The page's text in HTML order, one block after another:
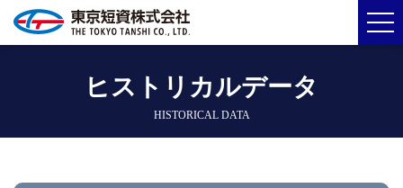
ヒストリカルデータ
HISTORICAL DATA